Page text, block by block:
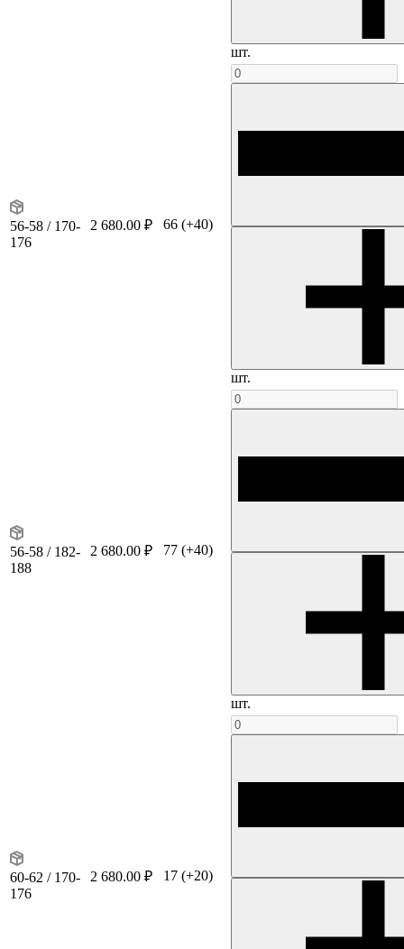
шт.
56-58 / 170-
176
2 680.00 ₽ 66 (+40)
шт.
56-58 / 182-
188
2 680.00 ₽ 77 (+40)
шт.
60-62 / 170-
176
2 680.00 ₽ 17 (+20)